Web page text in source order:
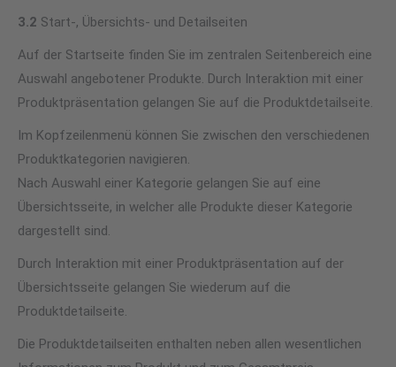
3.2 Start-, Übersichts- und Detailseiten
Auf der Startseite finden Sie im zentralen Seitenbereich eine
Auswahl angebotener Produkte. Durch Interaktion mit einer
Produktpräsentation gelangen Sie auf die Produktdetailseite.
Im Kopfzeilenmenü können Sie zwischen den verschiedenen
Produktkategorien navigieren.
Nach Auswahl einer Kategorie gelangen Sie auf eine
Übersichtsseite, in welcher alle Produkte dieser Kategorie
dargestellt sind.
Durch Interaktion mit einer Produktpräsentation auf der
Übersichtsseite gelangen Sie wiederum auf die
Produktdetailseite.
Die Produktdetailseiten enthalten neben allen wesentlichen